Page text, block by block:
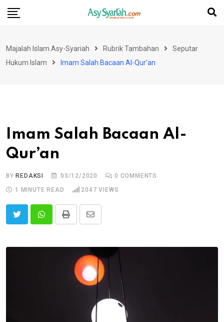
Skip
Majalah Islam Asy-Syariah Rubrik Tambahan
Seputar
Hukum Islam
Imam Salah Bacaan Al-Qur’an
Imam Salah Bacaan Al-
Qur’an
BYREDAKSI 03/12/2020 0 COMMENTS
1 MINUTE READ
2047 VIEWS
Print
Share
Email